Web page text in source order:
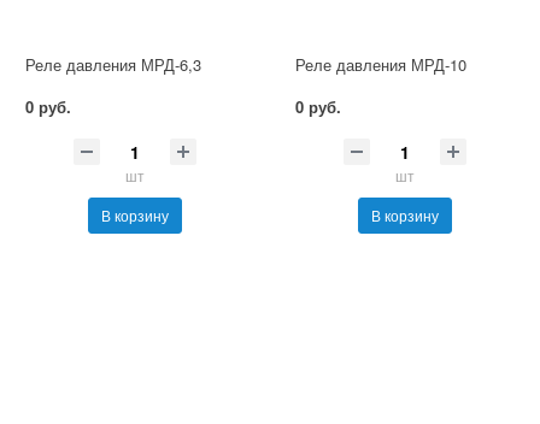
Реле давления МРД-6,3
0 руб.
шт
В корзину
Реле давления МРД-10
0 руб.
шт
В корзину